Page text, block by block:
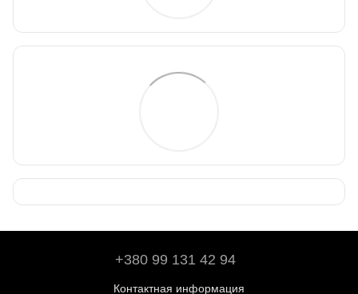
+380 99 131 42 94
Контактная информация